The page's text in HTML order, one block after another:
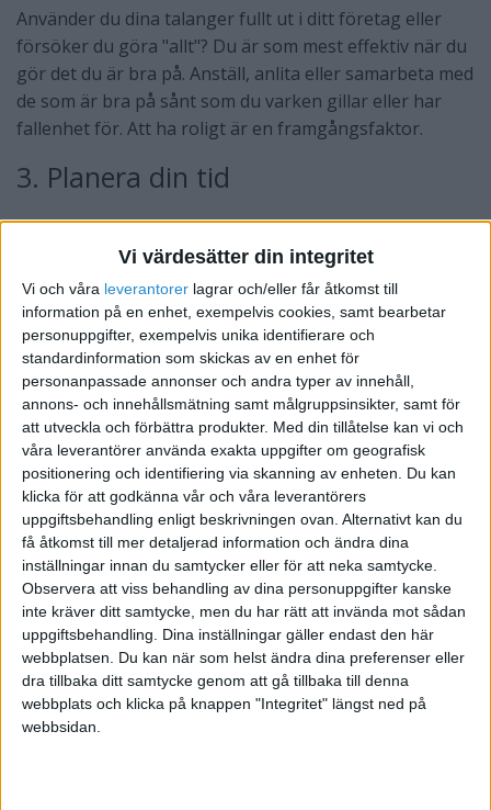
Vi värdesätter din integritet
Vi och våra leverantorer lagrar och/eller får åtkomst till
information på en enhet, exempelvis cookies, samt bearbetar
personuppgifter, exempelvis unika identifierare och
standardinformation som skickas av en enhet för
personanpassade annonser och andra typer av innehåll,
annons- och innehållsmätning samt målgruppsinsikter, samt för
att utveckla och förbättra produkter. Med din tillåtelse kan vi och
våra leverantörer använda exakta uppgifter om geografisk
positionering och identifiering via skanning av enheten. Du kan
klicka för att godkänna vår och våra leverantörers
uppgiftsbehandling enligt beskrivningen ovan. Alternativt kan du
få åtkomst till mer detaljerad information och ändra dina
inställningar innan du samtycker eller för att neka samtycke.
Observera att viss behandling av dina personuppgifter kanske
inte kräver ditt samtycke, men du har rätt att invända mot sådan
uppgiftsbehandling. Dina inställningar gäller endast den här
webbplatsen. Du kan när som helst ändra dina preferenser eller
dra tillbaka ditt samtycke genom att gå tillbaka till denna
webbplats och klicka på knappen "Integritet" längst ned på
webbsidan.
Använder du dina talanger fullt ut i ditt företag eller
försöker du göra "allt"? Du är som mest effektiv när du
gör det du är bra på. Anställ, anlita eller samarbeta med
de som är bra på sånt som du varken gillar eller har
fallenhet för. Att ha roligt är en framgångsfaktor.
3. Planera din tid
Sätt dig regelbundet ner och se över hur du kan
använda din tid bäst. Vad behöver du göra först, vad
kan du vänta med till lite senare? Skriv listor så du kan
bocka av efterhand. Du blir mindre stressad när du
skaffar dig kontroll.